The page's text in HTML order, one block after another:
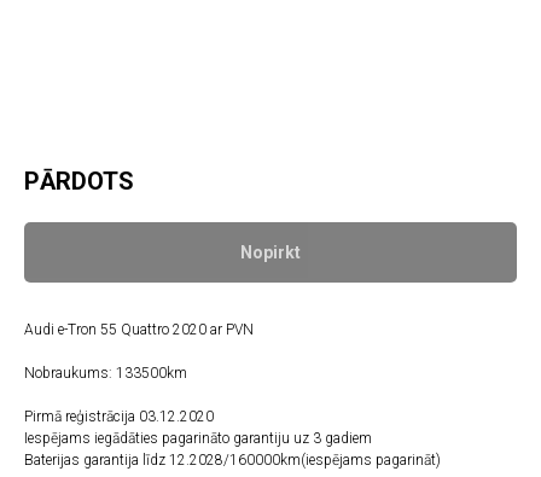
PĀRDOTS
Nopirkt
Audi e-Tron 55 Quattro 2020 ar PVN
Nobraukums: 133500km
Pirmā reģistrācija 03.12.2020
Iespējams iegādāties pagarināto garantiju uz 3 gadiem
Baterijas garantija līdz 12.2028/160000km(iespējams pagarināt)